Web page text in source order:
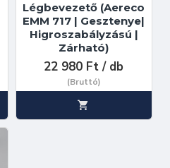
Légbevezető (Aereco
EMM 717 | Gesztenye|
Higroszabályzású |
Zárható)
22 980 Ft / db
(Bruttó)